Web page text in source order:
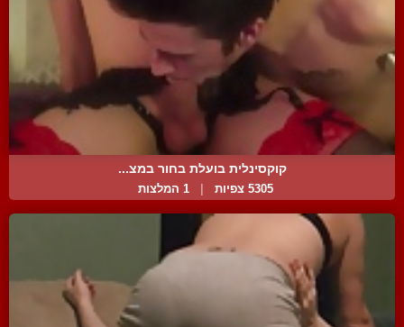
קוקסינלית בועלת בחור במצ...
5305 צפיות | 1 המלצות